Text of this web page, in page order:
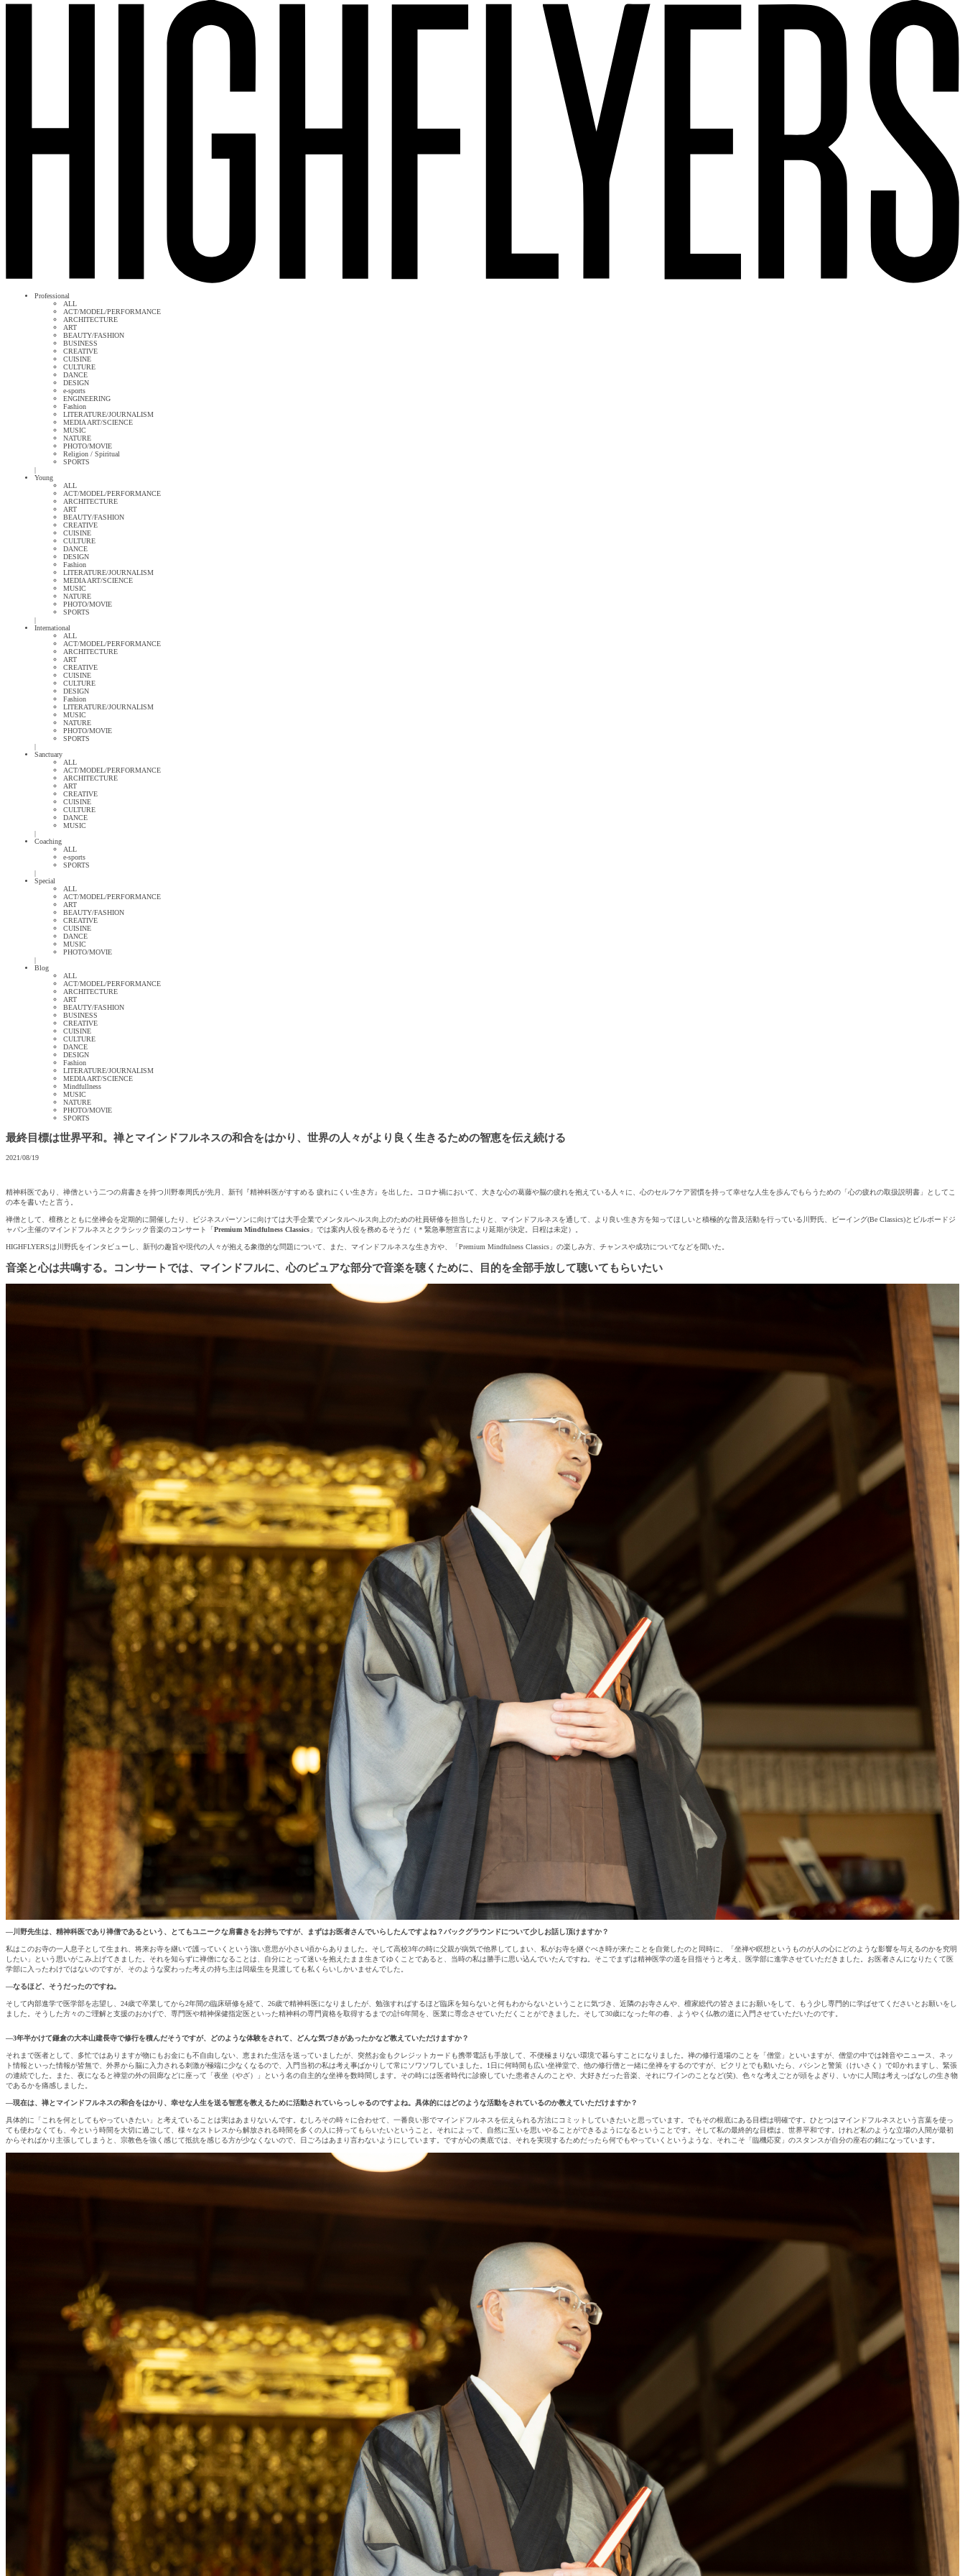
Professional
ALL
ACT/MODEL/PERFORMANCE
ARCHITECTURE
ART
BEAUTY/FASHION
BUSINESS
CREATIVE
CUISINE
CULTURE
DANCE
DESIGN
e-sports
ENGINEERING
Fashion
LITERATURE/JOURNALISM
MEDIA ART/SCIENCE
MUSIC
NATURE
PHOTO/MOVIE
Religion / Spiritual
SPORTS
Young
ALL
ACT/MODEL/PERFORMANCE
ARCHITECTURE
ART
BEAUTY/FASHION
CREATIVE
CUISINE
CULTURE
DANCE
DESIGN
Fashion
LITERATURE/JOURNALISM
MEDIA ART/SCIENCE
MUSIC
NATURE
PHOTO/MOVIE
SPORTS
International
ALL
ACT/MODEL/PERFORMANCE
ARCHITECTURE
ART
CREATIVE
CUISINE
CULTURE
DESIGN
Fashion
LITERATURE/JOURNALISM
MUSIC
NATURE
PHOTO/MOVIE
SPORTS
Sanctuary
ALL
ACT/MODEL/PERFORMANCE
ARCHITECTURE
ART
CREATIVE
CUISINE
CULTURE
DANCE
MUSIC
Coaching
ALL
e-sports
SPORTS
Special
ALL
ACT/MODEL/PERFORMANCE
ART
BEAUTY/FASHION
CREATIVE
CUISINE
DANCE
MUSIC
PHOTO/MOVIE
Blog
ALL
ACT/MODEL/PERFORMANCE
ARCHITECTURE
ART
BEAUTY/FASHION
BUSINESS
CREATIVE
CUISINE
CULTURE
DANCE
DESIGN
Fashion
LITERATURE/JOURNALISM
MEDIA ART/SCIENCE
Mindfullness
MUSIC
NATURE
PHOTO/MOVIE
SPORTS
最終目標は世界平和。禅とマインドフルネスの和合をはかり、世界の人々がより良く生きるための智恵を伝え続ける
2021/08/19
精神科医であり、禅僧という二つの肩書きを持つ川野泰周氏が先月、新刊『精神科医がすすめる 疲れにくい生き方』を出した。コロナ禍において、大きな心の葛藤や脳の疲れを抱えている人々に、心のセルフケア習慣を持って幸せな人生を歩んでもらうための「心の疲れの取扱説明書」としてこ
の本を書いたと言う。
禅僧として、檀務とともに坐禅会を定期的に開催したり、ビジネスパーソンに向けては大手企業でメンタルヘルス向上のための社員研修を担当したりと、マインドフルネスを通して、より良い生き方を知ってほしいと積極的な普及活動を行っている川野氏、ビーイング(Be Classics)とビルボードジ
ャパン主催のマインドフルネスとクラシック音楽のコンサート「Premium Mindfulness Classics 」では案内人役を務めるそうだ（＊緊急事態宣言により延期が決定。日程は未定）。
HIGHFLYERSは川野氏をインタビューし、新刊の趣旨や現代の人々が抱える象徴的な問題について、また、マインドフルネスな生き方や、「Premium Mindfulness Classics」の楽しみ方、チャンスや成功についてなどを聞いた。
音楽と心は共鳴する。コンサートでは、マインドフルに、心のピュアな部分で音楽を聴くために、目的を全部手放して聴いてもらいたい
―川野先生は、精神科医であり禅僧であるという、とてもユニークな肩書きをお持ちですが、まずはお医者さんでいらしたんですよね？バックグラウンドについて少しお話し頂けますか？
私はこのお寺の一人息子として生まれ、将来お寺を継いで護っていくという強い意思が小さい頃からありました。そして高校3年の時に父親が病気で他界してしまい、私がお寺を継ぐべき時が来たことを自覚したのと同時に、「坐禅や瞑想というものが人の心にどのような影響を与えるのかを究明
したい」という思いがこみ上げてきました。それを知らずに禅僧になることは、自分にとって迷いを抱えたまま生きてゆくことであると、当時の私は勝手に思い込んでいたんですね。そこでまずは精神医学の道を目指そうと考え、医学部に進学させていただきました。お医者さんになりたくて医
学部に入ったわけではないのですが、そのような変わった考えの持ち主は同級生を見渡しても私くらいしかいませんでした。
―なるほど、そうだったのですね。
そして内部進学で医学部を志望し、24歳で卒業してから2年間の臨床研修を経て、26歳で精神科医になりましたが、勉強すればするほど臨床を知らないと何もわからないということに気づき、近隣のお寺さんや、檀家総代の皆さまにお願いをして、もう少し専門的に学ばせてくださいとお願いをし
ました。そうした方々のご理解と支援のおかげで、専門医や精神保健指定医といった精神科の専門資格を取得するまでの計6年間を、医業に専念させていただくことができました。そして30歳になった年の春、ようやく仏教の道に入門させていただいたのです。
―3年半かけて鎌倉の大本山建長寺で修行を積んだそうですが、どのような体験をされて、どんな気づきがあったかなど教えていただけますか？
それまで医者として、多忙ではありますが物にもお金にも不自由しない、恵まれた生活を送っていましたが、突然お金もクレジットカードも携帯電話も手放して、不便極まりない環境で暮らすことになりました。禅の修行道場のことを「僧堂」といいますが、僧堂の中では雑音やニュース、ネッ
ト情報といった情報が皆無で、外界から脳に入力される刺激が極端に少なくなるので、入門当初の私は考え事ばかりして常にソワソワしていました。1日に何時間も広い坐禅堂で、他の修行僧と一緒に坐禅をするのですが、ピクリとでも動いたら、バシンと警策（けいさく）で叩かれますし、緊張
の連続でした。また、夜になると禅堂の外の回廊などに座って「夜坐（やざ）」という名の自主的な坐禅を数時間します。その時には医者時代に診療していた患者さんのことや、大好きだった音楽、それにワインのことなど(笑)、色々な考えごとが頭をよぎり、いかに人間は考えっぱなしの生き物
であるかを痛感しました。
―現在は、禅とマインドフルネスの和合をはかり、幸せな人生を送る智恵を教えるために活動されていらっしゃるのですよね。具体的にはどのような活動をされているのか教えていただけますか？
具体的に「これを何としてもやっていきたい」と考えていることは実はあまりないんです。むしろその時々に合わせて、一番良い形でマインドフルネスを伝えられる方法にコミットしていきたいと思っています。でもその根底にある目標は明確です。ひとつはマインドフルネスという言葉を使っ
ても使わなくても、今という時間を大切に過ごして、様々なストレスから解放される時間を多くの人に持ってもらいたいということ。それによって、自然に互いを思いやることができるようになるということです。そして私の最終的な目標は、世界平和です。けれど私のような立場の人間が最初
からそればかり主張してしまうと、宗教色を強く感じて抵抗を感じる方が少なくないので、日ごろはあまり言わないようにしています。ですが心の奥底では、それを実現するためだったら何でもやっていくというような、それこそ「臨機応変」のスタンスが自分の座右の銘になっています。